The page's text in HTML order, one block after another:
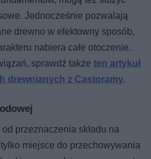
Jednocześnie pozwalają
drewno w efektowny sposób,
nabiera całe otoczenie.
sprawdź takżeten artykuł
drewnianych z Castoramy.
przeznaczenia składu na
miejsce do przechowywania